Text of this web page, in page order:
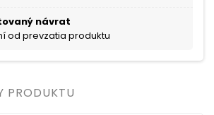
návrat
od prevzatia produktu
PRODUKTU